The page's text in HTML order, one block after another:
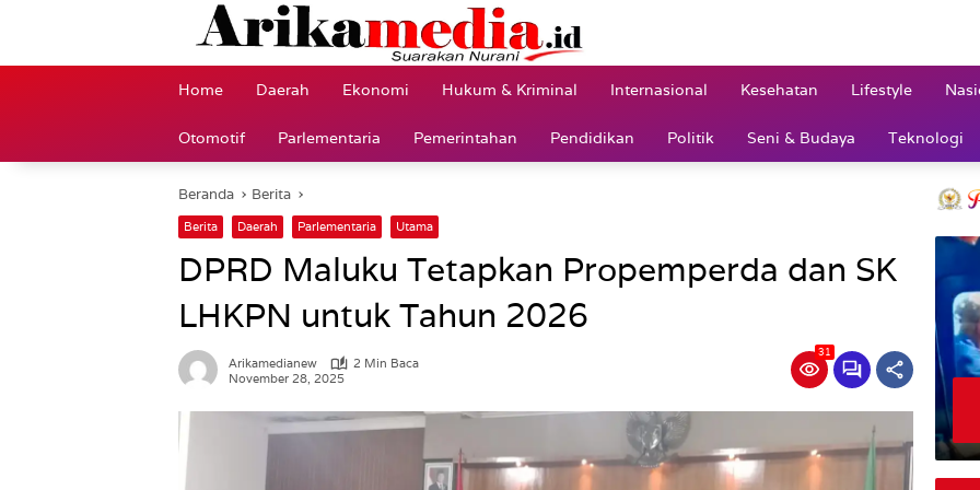
Home Daerah Ekonomi Hukum & Kriminal Internasional Kesehatan Lifestyle
Otomotif Parlementaria Pemerintahan Pendidikan Politik Seni & Budaya Teknologi
Beranda Berita
Berita Daerah Parlementaria Utama
DPRD Maluku Tetapkan Propemperda dan SK
LHKPN untuk Tahun 2026
Arikamedianew
2 Min Baca
November 28, 2025
31